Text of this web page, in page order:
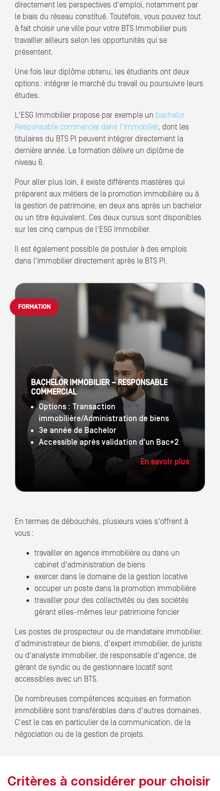
directement les perspectives d'emploi, notamment par
le biais du réseau constitué. Toutefois, vous pouvez tout
à fait choisir une ville pour votre BTS Immobilier puis
travailler ailleurs selon les opportunités qui se
présentent.
Une fois leur diplôme obtenu, les étudiants ont deux
options : intégrer le marché du travail ou poursuivre leurs
études.
L'ESG Immobilier propose par exemple un bachelor
Responsable commercial dans l'immobilier, dont les
titulaires du BTS PI peuvent intégrer directement la
dernière année. La formation délivre un diplôme de
niveau 6.
Pour aller plus loin, il existe différents mastères qui
préparent aux métiers de la promotion immobilière ou à
la gestion de patrimoine, en deux ans après un bachelor
ou un titre équivalent. Ces deux cursus sont disponibles
sur les cinq campus de l'ESG Immobilier.
Il est également possible de postuler à des emplois
dans l'immobilier directement après le BTS PI.
BACHELOR IMMOBILIER – RESPONSABLE
COMMERCIAL
Options : Transaction
immobilière/Administration de biens
3e année de Bachelor
Accessible après validation d'un Bac+2
En savoir plus
FORMATION
En termes de débouchés, plusieurs voies s'offrent à
vous :
travailler en agence immobilière ou dans un
cabinet d'administration de biens
exercer dans le domaine de la gestion locative
occuper un poste dans la promotion immobilière
travailler pour des collectivités ou des sociétés
gérant elles-mêmes leur patrimoine foncier
Les postes de prospecteur ou de mandataire immobilier,
d'administrateur de biens, d'expert immobilier, de juriste
ou d'analyste immobilier, de responsable d'agence, de
gérant de syndic ou de gestionnaire locatif sont
accessibles avec un BTS.
De nombreuses compétences acquises en formation
immobilière sont transférables dans d'autres domaines.
C'est le cas en particulier de la communication, de la
négociation ou de la gestion de projets.
Critères à considérer pour choisir